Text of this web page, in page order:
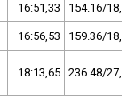
16:51,33 154.16/18,0
16:56,53 159.36/18,6
18:13,65 236.48/27,6